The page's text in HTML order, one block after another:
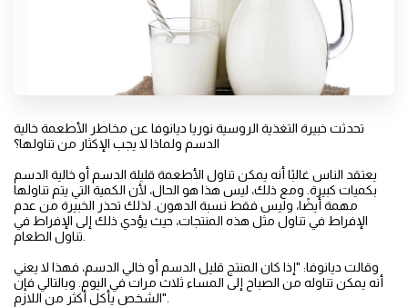
تحدثت خبيرة التغذية الروسية نوريا ديانوفا عن مخاطر الأطعمة خالية
الدسم ولماذا لا يجب الإكثار من تناولها؟
يعتقد الناس غالبًا أنه يمكن تناول الأطعمة قليلة الدسم أو خالية الدسم
بكميات كبيرة. ومع ذلك، ليس هذا هو الحال، لأن الكمية التي يتم تناولها
مهمة أيضًا، وليس فقط نسبة الدهون. لذلك تحذر الخبيرة من عدم
الإفراط في تناول مثل هذه المنتجات، حيث يؤدي ذلك إلى الإفراط في
وقالت ديانوفا: "إذا كان المنتج قليل الدسم أو خالي الدسم، فهذا لا يعني
أنه يمكن تناوله من الصباح إلى المساء ثلاث مرات في اليوم. وبالتالي فإن
الشخص يأكل أكثر من اللازم".